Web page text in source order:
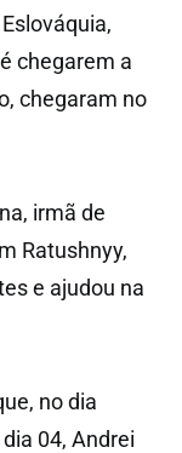
chegarem a
chegaram no
irmã de
Ratushnyy,
e ajudou na
no dia
04, Andrei